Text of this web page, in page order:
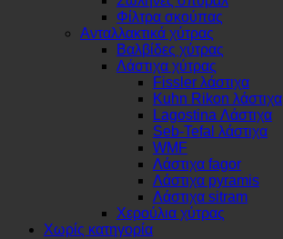
Φίλτρα σκούπας
Ανταλλακτικά χύτρας
Βαλβίδες χύτρας
Λάστιχα χύτρας
Fissler λάστιχα
Kuhn Rikon λάστιχα
Lagostina Λάστιχα
Seb-Tefal λάστιχα
WMF
Λάστιχα fagor
Λάστιχα pyramis
Λάστιχα sitram
Χερούλια χύτρας
Χωρίς κατηγορία